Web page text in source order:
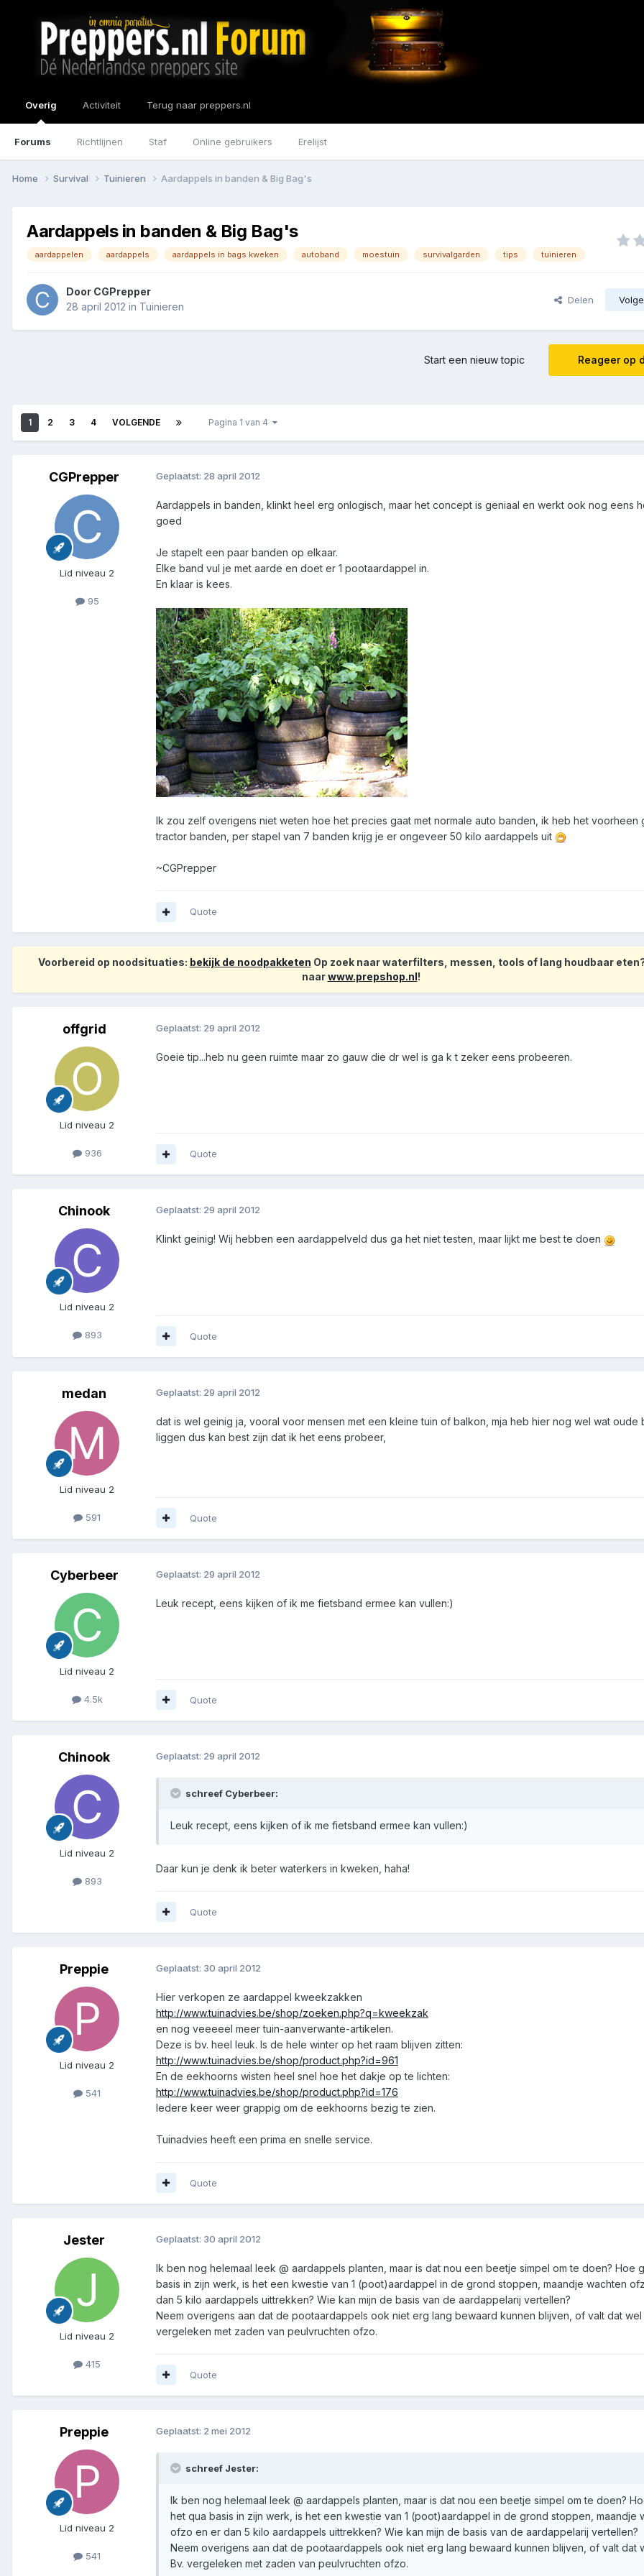
Overig
Forums Richtlijnen Staf Online gebruikers Erelijst
Activiteit Terug naar preppers.nl
Home Survival Tuinieren Aardappels in banden & Big Bag's
Aardappels in banden & Big Bag's
aardappelen aardappels aardappels in bags kweken autoband moestuin survivalgarden tips tuinieren
Door CGPrepper
28 april 2012 in Tuinieren
Delen
Reageer op
Start een nieuw topic
1 2 3 4 VOLGENDE Pagina 1 van 4
CGPrepper
Lid niveau 2
95
Geplaatst: 28 april 2012
Aardappels in banden, klinkt heel erg onlogisch, maar het concept is geniaal en werkt ook nog eens
goed
Je stapelt een paar banden op elkaar.
Elke band vul je met aarde en doet er 1 pootaardappel in.
En klaar is kees.
Ik zou zelf overigens niet weten hoe het precies gaat met normale auto banden, ik heb het voorheen
tractor banden, per stapel van 7 banden krijg je er ongeveer 50 kilo aardappels uit
~CGPrepper
Quote
Voorbereid op noodsituaties: bekijk de noodpakketen Op zoek naar waterfilters, messen, tools of lang houdbaar
naarwww.prepshop.nl!
offgrid
Lid niveau 2
936
Geplaatst: 29 april 2012
Goeie tip...heb nu geen ruimte maar zo gauw die dr wel is ga k t zeker eens probeeren.
Quote
Chinook
Lid niveau 2
893
Geplaatst: 29 april 2012
Klinkt geinig! Wij hebben een aardappelveld dus ga het niet testen, maar lijkt me best te doen
Quote
medan
Lid niveau 2
591
Geplaatst: 29 april 2012
dat is wel geinig ja, vooral voor mensen met een kleine tuin of balkon, mja heb hier nog wel wat oude
liggen dus kan best zijn dat ik het eens probeer,
Quote
Cyberbeer
Lid niveau 2
4.5k
Geplaatst: 29 april 2012
Leuk recept, eens kijken of ik me fietsband ermee kan vullen:)
Quote
Chinook
Lid niveau 2
893
Geplaatst: 29 april 2012
schreef Cyberbeer:
Leuk recept, eens kijken of ik me fietsband ermee kan vullen:)
Daar kun je denk ik beter waterkers in kweken, haha!
Quote
Preppie
Lid niveau 2
541
Geplaatst: 30 april 2012
Hier verkopen ze aardappel kweekzakken
http://www.tuinadvies.be/shop/zoeken.php?q=kweekzak
en nog veeeeel meer tuin-aanverwante-artikelen.
Deze is bv. heel leuk. Is de hele winter op het raam blijven zitten:
http://www.tuinadvies.be/shop/product.php?id=961
En de eekhoorns wisten heel snel hoe het dakje op te lichten:
http://www.tuinadvies.be/shop/product.php?id=176
Iedere keer weer grappig om de eekhoorns bezig te zien.
Tuinadvies heeft een prima en snelle service.
Quote
Jester
Lid niveau 2
415
Geplaatst: 30 april 2012
Ik ben nog helemaal leek @ aardappels planten, maar is dat nou een beetje simpel om te doen? Hoe
basis in zijn werk, is het een kwestie van 1 (poot)aardappel in de grond stoppen, maandje wachten
dan 5 kilo aardappels uittrekken? Wie kan mijn de basis van de aardappelarij vertellen?
Neem overigens aan dat de pootaardappels ook niet erg lang bewaard kunnen blijven, of valt dat wel
vergeleken met zaden van peulvruchten ofzo.
Quote
Preppie
Lid niveau 2
541
Geplaatst: 2 mei 2012
schreef Jester:
Ik ben nog helemaal leek @ aardappels planten, maar is dat nou een beetje simpel om te doen?
het qua basis in zijn werk, is het een kwestie van 1 (poot)aardappel in de grond stoppen, maandje
ofzo en er dan 5 kilo aardappels uittrekken? Wie kan mijn de basis van de aardappelarij vertellen?
Neem overigens aan dat de pootaardappels ook niet erg lang bewaard kunnen blijven, of valt dat
Bv. vergeleken met zaden van peulvruchten ofzo.